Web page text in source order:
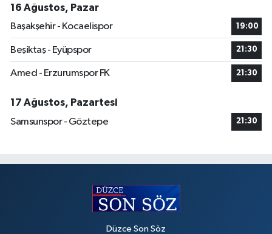
16 Ağustos, Pazar
Başakşehir - Kocaelispor
19:00
Beşiktaş - Eyüpspor 21:30
Amed - Erzurumspor FK 21:30
17 Ağustos, Pazartesi
Samsunspor - Göztepe
21:30
Düzce Son Söz